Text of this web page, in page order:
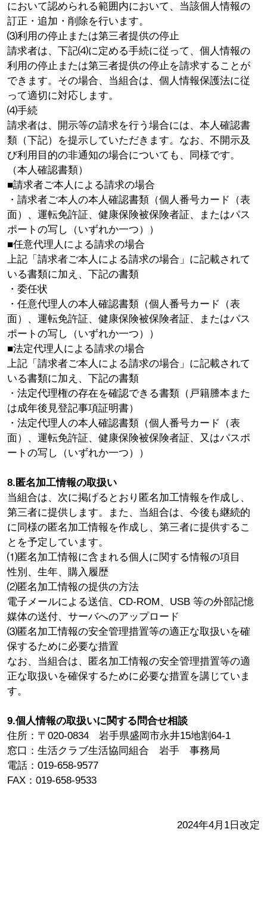
において認められる範囲内において、当該個人情報の
訂正・追加・削除を行います。
⑶利用の停止または第三者提供の停止
請求者は、下記⑷に定める手続に従って、個人情報の
利用の停止または第三者提供の停止を請求することが
できます。その場合、当組合は、個人情報保護法に従
って適切に対応します。
⑷手続
請求者は、開示等の請求を行う場合には、本人確認書
類（下記）を提示していただきます。なお、不開示及
び利用目的の非通知の場合についても、同様です。
（本人確認書類）
■請求者ご本人による請求の場合
・請求者ご本人の本人確認書類（個人番号カード（表
面）、運転免許証、健康保険被保険者証、またはパス
ポートの写し（いずれか一つ））
■任意代理人による請求の場合
上記「請求者ご本人による請求の場合」に記載されて
いる書類に加え、下記の書類
・委任状
・任意代理人の本人確認書類（個人番号カード（表
面）、運転免許証、健康保険被保険者証、またはパス
ポートの写し（いずれか一つ））
■法定代理人による請求の場合
上記「請求者ご本人による請求の場合」に記載されて
いる書類に加え、下記の書類
・法定代理権の存在を確認できる書類（戸籍謄本また
は成年後見登記事項証明書）
・法定代理人の本人確認書類（個人番号カード（表
面）、運転免許証、健康保険被保険者証、又はパスポ
ートの写し（いずれか一つ））
8.匿名加工情報の取扱い
当組合は、次に掲げるとおり匿名加工情報を作成し、
第三者に提供します。また、当組合は、今後も継続的
に同様の匿名加工情報を作成し、第三者に提供するこ
とを予定しています。
⑴匿名加工情報に含まれる個人に関する情報の項目
性別、生年、購入履歴
⑵匿名加工情報の提供の方法
電子メールによる送信、CD-ROM、USB 等の外部記憶
媒体の送付、サーバへのアップロード
⑶匿名加工情報の安全管理措置等の適正な取扱いを確
保するために必要な措置
なお、当組合は、匿名加工情報の安全管理措置等の適
正な取扱いを確保するために必要な措置を講じていま
す。
9.個人情報の取扱いに関する問合せ相談
住所：〒020-0834 岩手県盛岡市永井15地割64-1
窓口：生活クラブ生活協同組合 岩手 事務局
電話：019-658-9577
FAX：019-658-9533
2024年4月1日改定